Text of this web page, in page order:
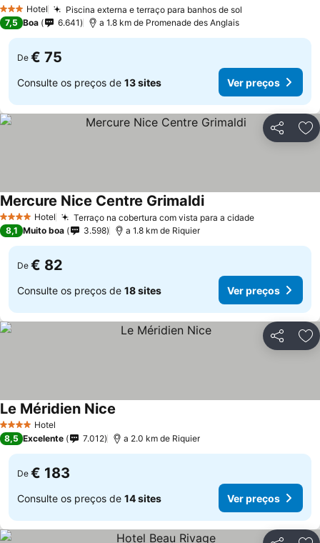
3 EstrelasHotel Piscina externa e terraço para banhos de sol
7,5 Boa 6.641 a 1.8 km de Promenade des Anglais
De € 75
Consulte os preços de 13 sites Ver preços
Partilhar
4 EstrelasHotel Terraço na cobertura com vista para a cidade
Mercure Nice Centre Grimaldi
8,1 Muito boa 3.598 a 1.8 km de Riquier
De € 82
Consulte os preços de 18 sites Ver preços
Partilhar
4 EstrelasHotel
Le Méridien Nice
8,5 Excelente 7.012 a 2.0 km de Riquier
De € 183
Consulte os preços de 14 sites Ver preços